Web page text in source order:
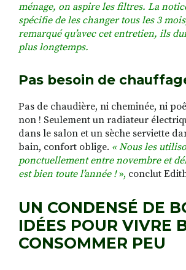
ménage, on aspire les filtres. La
spécifie de les changer tous les 3
remarqué qu’avec cet entretien, ils
plus longtemps.
Pas besoin de
Pas de chaudière, ni cheminée, ni
non ! Seulement un radiateur
dans le salon et un sèche serviette
bain, confort oblige. « Nous les
ponctuellement entre novembre et
est bien toute l’année !», conclut
UN CONDENSÉ DE
IDÉES POUR VIVRE
CONSOMMER PEU